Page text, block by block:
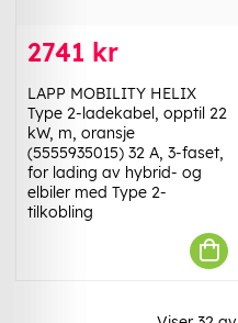
2741 kr
LAPP MOBILITY HELIX
Type 2-ladekabel, opptil 22
kW, m, oransje
(5555935015) 32 A, 3-faset,
for lading av hybrid- og
elbiler med Type 2-
tilkobling